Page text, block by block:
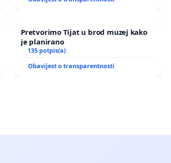
Pretvorimo Tijat u brod muzej kako
je planirano
135 potpis(a)
Obavijest o transparentnosti